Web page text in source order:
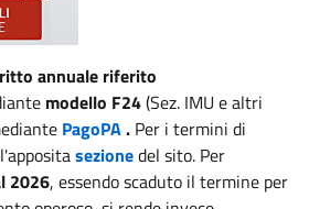
annuale riferito
modello F24(Sez. IMU e altri
PagoPA. Per i termini di
sezionedel sito. Per
2026, essendo scaduto il termine per